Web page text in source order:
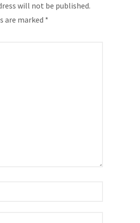
will not be published.
are marked *